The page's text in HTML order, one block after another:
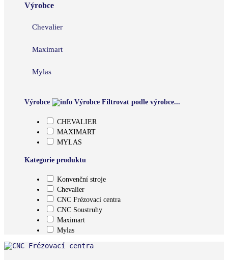
Výrobce
Chevalier
Maximart
Mylas
Výrobce Výrobce Filtrovat podle výrobce...
CHEVALIER
MAXIMART
MYLAS
Kategorie produktu
Konvenční stroje
Chevalier
CNC Frézovací centra
CNC Soustruhy
Maximart
Mylas